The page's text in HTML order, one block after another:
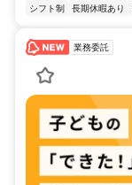
シフト制
長期休暇あり
業務委託